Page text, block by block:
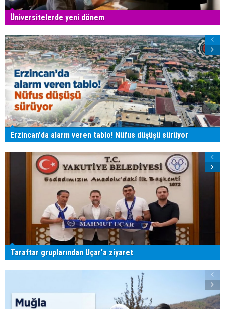
Üniversitelerde yeni dönem
Erzincan'da alarm veren tablo! Nüfus düşüşü sürüyor
Taraftar gruplarından Uçar'a ziyaret